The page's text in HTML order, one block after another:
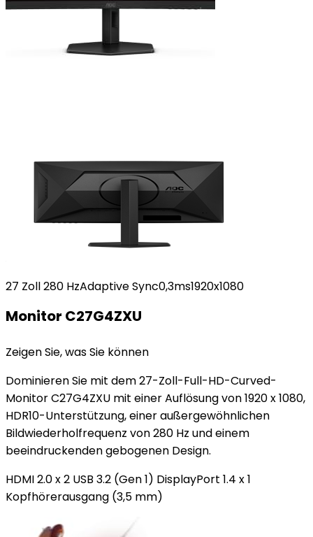
27 Zoll 280 HzAdaptive Sync0,3ms1920x1080
Monitor C27G4ZXU
Zeigen Sie, was Sie können
Dominieren Sie mit dem 27-Zoll-Full-HD-Curved-
Monitor C27G4ZXU mit einer Auflösung von 1920 x 1080,
HDR10-Unterstützung, einer außergewöhnlichen
Bildwiederholfrequenz von 280 Hz und einem
beeindruckenden gebogenen Design.
HDMI 2.0 x 2 USB 3.2 (Gen 1) DisplayPort 1.4 x 1
Kopfhörerausgang (3,5 mm)